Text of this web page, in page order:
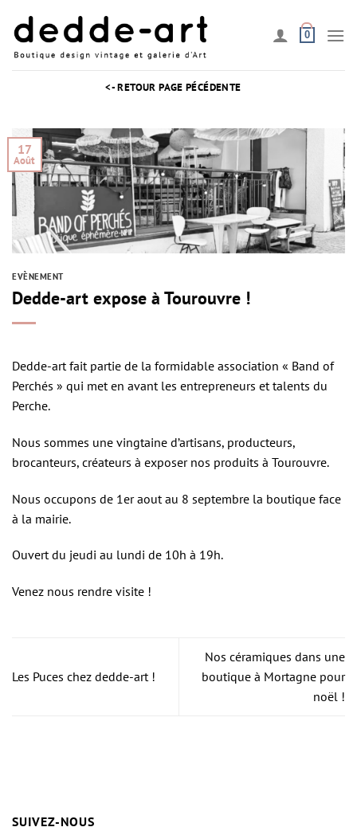
contenu
0
<- RETOUR PAGE PÉCÉDENTE
17
Août
EVÈNEMENT
Dedde-art expose à Tourouvre !
Dedde-art fait partie de la formidable association « Band of
Perchés » qui met en avant les entrepreneurs et talents du
Perche.
Nous sommes une vingtaine d’artisans, producteurs,
brocanteurs, créateurs à exposer nos produits à Tourouvre.
Nous occupons de 1er aout au 8 septembre la boutique face
à la mairie.
Ouvert du jeudi au lundi de 10h à 19h.
Venez nous rendre visite !
Les Puces chez dedde-art !
Nos céramiques dans une
boutique à Mortagne pour
noël !
SUIVEZ-NOUS